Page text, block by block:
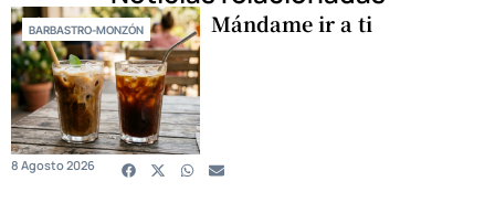
BARBASTRO-MONZÓN Mándame ir a ti
8 Agosto 2026